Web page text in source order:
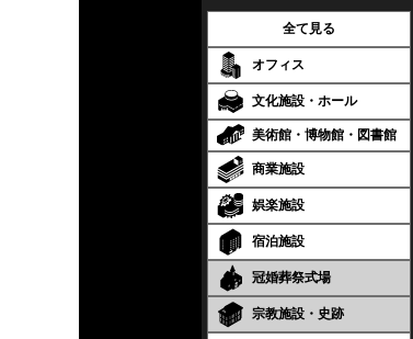
全て見る
オフィス
文化施設・ホール
美術館・博物館・図書館
商業施設
娯楽施設
宿泊施設
冠婚葬祭式場
宗教施設・史跡